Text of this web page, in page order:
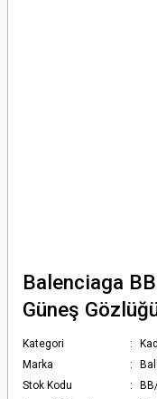
Balenciaga
Güneş
Kategori
Marka
Stok Kodu